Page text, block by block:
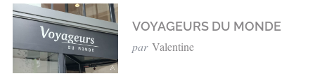
VOYAGEURS DU MONDE
par Valentine